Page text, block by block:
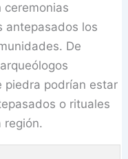
ceremonias
antepasados ​​los
De
piedra podrían estar
​​o rituales
región.